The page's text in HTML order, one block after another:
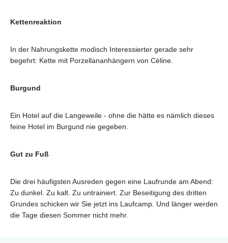
Kettenreaktion
In der Nahrungskette modisch Interessierter gerade sehr
begehrt: Kette mit Porzellananhängern von Céline.
Burgund
Ein Hotel auf die Langeweile - ohne die hätte es nämlich dieses
feine Hotel im Burgund nie gegeben.
Gut zu Fuß
Die drei häufigsten Ausreden gegen eine Laufrunde am Abend:
Zu dunkel. Zu kalt. Zu untrainiert. Zur Beseitigung des dritten
Grundes schicken wir Sie jetzt ins Laufcamp. Und länger werden
die Tage diesen Sommer nicht mehr.